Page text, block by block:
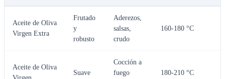
Aceite de Oliva
Virgen Extra
Frutado
y
robusto
Aderezos,
salsas,
crudo
160-180 °C
Aceite de Oliva
Suave
Cocción a
fuego
180-210 °C